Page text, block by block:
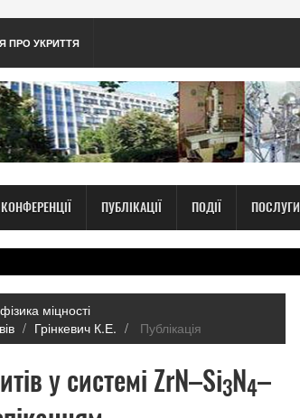
ПРО УКРИТТЯ
КОНФЕРЕНЦІЇ ПУБЛІКАЦІЇ ПОДІЇ ПОСЛУГИ
міцності
Грінкевич К.Е. Публікація
у системі ZrN–Si3N4–